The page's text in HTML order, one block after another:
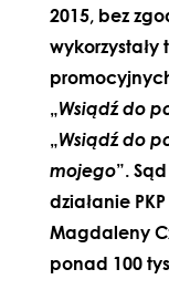
2015, bez
„Wsiądź do
„Wsiądź do
mojego”.
działanie
Magdaleny
ponad 100